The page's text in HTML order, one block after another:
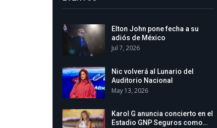
Elton John pone fecha a su
adiós de México
Jul 7, 2026
Nic volverá al Lunario del
Auditorio Nacional
May 13, 2026
Karol G anuncia concierto en el
Estadio GNP Seguros como…